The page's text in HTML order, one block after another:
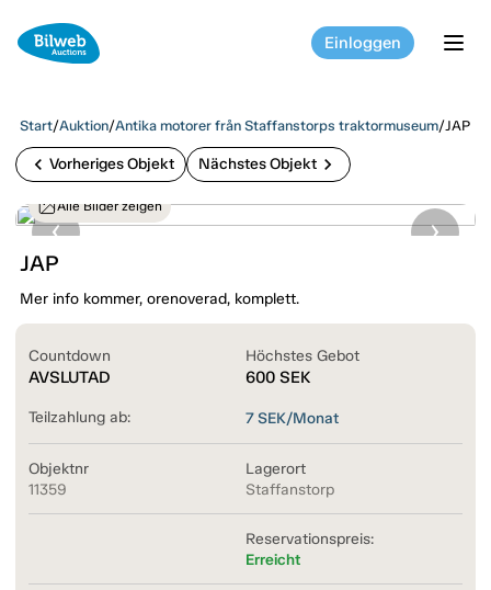
Einloggen
Start/Auktion/Antika motorer från Staffanstorps traktormuseum/ JAP
chevron_left Vorheriges Objekt Nächstes Objekt chevron_right
Alle Bilder zeigen
JAP
Mer info kommer, orenoverad, komplett.
Countdown
AVSLUTAD
Höchstes Gebot
600 SEK
Teilzahlung ab: 7SEK/Monat
Objektnr
11359
Lagerort
Staffanstorp
Reservationspreis:
Erreicht